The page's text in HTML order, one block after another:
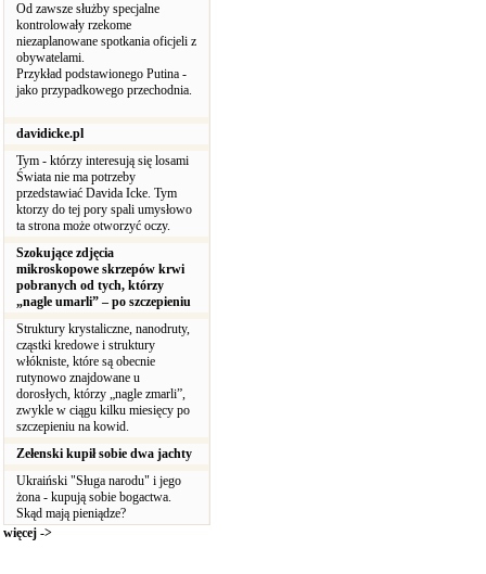
Od zawsze służby specjalne
kontrolowały rzekome
niezaplanowane spotkania oficjeli z
obywatelami.
Przykład podstawionego Putina -
jako przypadkowego przechodnia.
davidicke.pl
Tym - którzy interesują się losami
Świata nie ma potrzeby
przedstawiać Davida Icke. Tym
ktorzy do tej pory spali umysłowo
ta strona może otworzyć oczy.
Szokujące zdjęcia
mikroskopowe skrzepów krwi
pobranych od tych, którzy
„nagle umarli” – po szczepieniu
Struktury krystaliczne, nanodruty,
cząstki kredowe i struktury
włókniste, które są obecnie
rutynowo znajdowane u
dorosłych, którzy „nagle zmarli”,
zwykle w ciągu kilku miesięcy po
szczepieniu na kowid.
Zełenski kupił sobie dwa jachty
Ukraiński "Sługa narodu" i jego
żona - kupują sobie bogactwa.
Skąd mają pieniądze?
więcej ->